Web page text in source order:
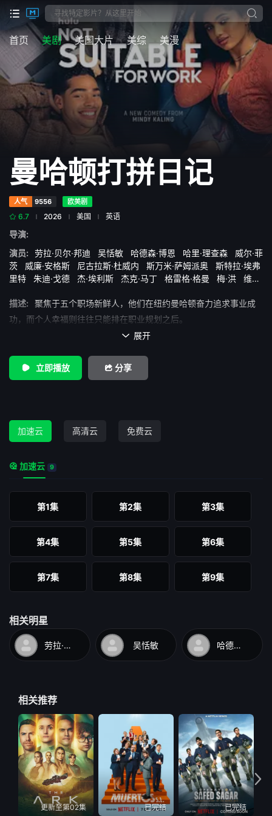
首页 美剧 美国大片 美综 美漫
曼哈顿打拼日记
人气 9556 欧美剧
6.7 2026 美国 英语
导演:
演员:
劳拉·贝尔·邦迪 吴恬敏 哈德森·博恩 哈里·理查森
威尔·菲
茨
威廉·安格斯 尼古拉斯·杜威内 斯万米·萨姆派奥
斯特拉·埃弗
里特
朱迪·戈德 杰·埃利斯 杰克·马丁 格雷格·格曼 梅·洪
维克
明·华盛顿 阿凡提卡·万达纳普
描述:
聚焦于五个职场新鲜人，他们在纽约曼哈顿奋力追求事业成
功，而个人幸福则往往只能排在职业规划之后。
 展开
立即播放 分享
加速云 高清云 免费云
加速云 9
第1集 第2集 第3集
第4集 第5集 第6集
第7集 第8集 第9集
相关明星
劳拉·贝尔·邦迪 吴恬敏 哈德森·博恩
相关推荐
更新至第02集 已完结 已完结